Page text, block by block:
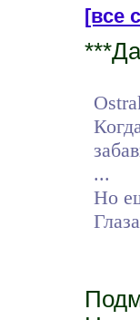
[все
...
Но